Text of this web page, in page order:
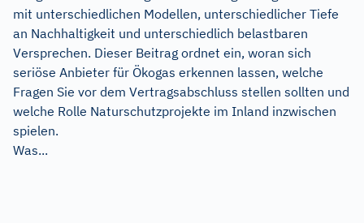
mit unterschiedlichen Modellen, unterschiedlicher Tiefe
an Nachhaltigkeit und unterschiedlich belastbaren
Versprechen. Dieser Beitrag ordnet ein, woran sich
seriöse Anbieter für Ökogas erkennen lassen, welche
Fragen Sie vor dem Vertragsabschluss stellen sollten und
welche Rolle Naturschutzprojekte im Inland inzwischen
spielen.
Was...